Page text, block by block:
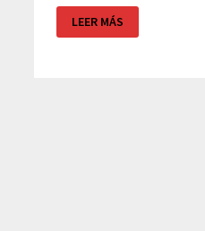
FISIO-
SPA
DEL
LEER MÁS